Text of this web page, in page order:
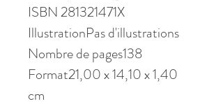
ISBN 281321471X
IllustrationPas d'illustrations
Nombre de pages138
Format21,00 x 14,10 x 1,40
cm